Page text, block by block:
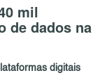
mil
de dados na
digitais